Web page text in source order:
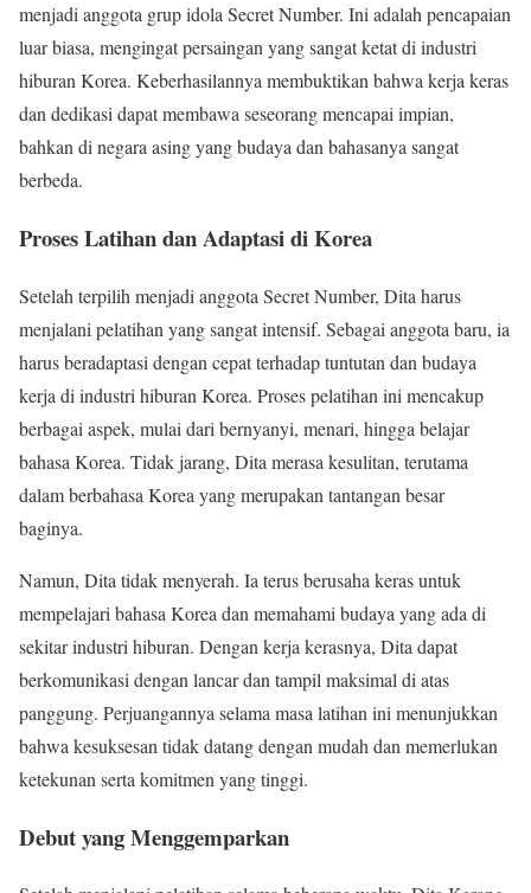
menjadi anggota grup idola Secret Number. Ini adalah pencapaian
luar biasa, mengingat persaingan yang sangat ketat di industri
hiburan Korea. Keberhasilannya membuktikan bahwa kerja keras
dan dedikasi dapat membawa seseorang mencapai impian,
bahkan di negara asing yang budaya dan bahasanya sangat
berbeda.
Proses Latihan dan Adaptasi di Korea
Setelah terpilih menjadi anggota Secret Number, Dita harus
menjalani pelatihan yang sangat intensif. Sebagai anggota baru, ia
harus beradaptasi dengan cepat terhadap tuntutan dan budaya
kerja di industri hiburan Korea. Proses pelatihan ini mencakup
berbagai aspek, mulai dari bernyanyi, menari, hingga belajar
bahasa Korea. Tidak jarang, Dita merasa kesulitan, terutama
dalam berbahasa Korea yang merupakan tantangan besar
baginya.
Namun, Dita tidak menyerah. Ia terus berusaha keras untuk
mempelajari bahasa Korea dan memahami budaya yang ada di
sekitar industri hiburan. Dengan kerja kerasnya, Dita dapat
berkomunikasi dengan lancar dan tampil maksimal di atas
panggung. Perjuangannya selama masa latihan ini menunjukkan
bahwa kesuksesan tidak datang dengan mudah dan memerlukan
ketekunan serta komitmen yang tinggi.
Debut yang Menggemparkan